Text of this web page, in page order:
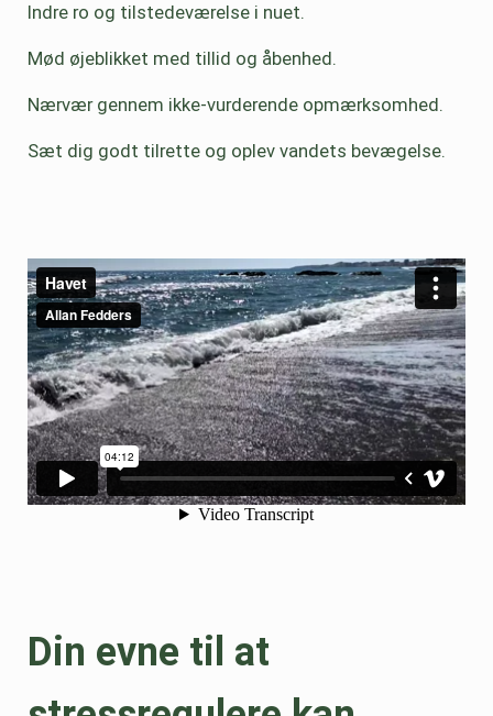
Indre ro og tilstedeværelse i nuet.
Mød øjeblikket med tillid og åbenhed.
Nærvær gennem ikke-vurderende opmærksomhed.
Sæt dig godt tilrette og oplev vandets bevægelse.
Din evne til at